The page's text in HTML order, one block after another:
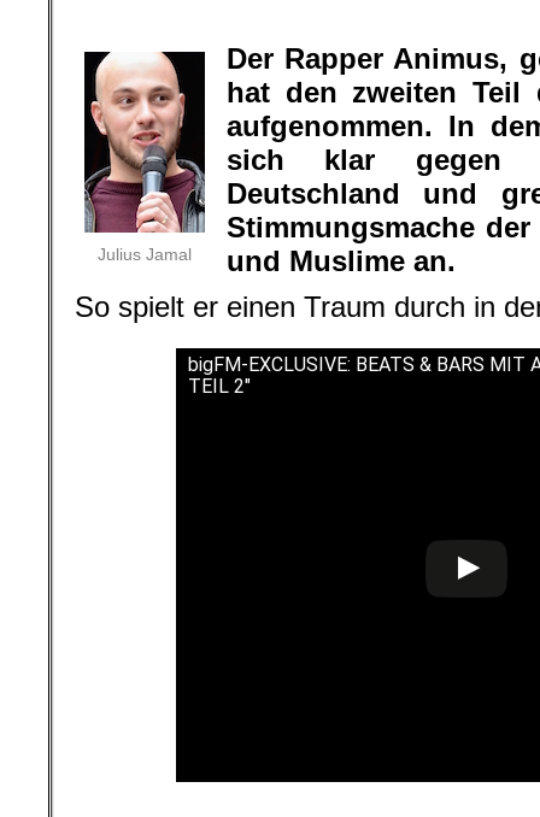
Julius Jamal
Der Rapper Animus,
hat den zweiten Teil
aufgenommen. In
sich klar gegen
Deutschland und
Stimmungsmache
und Muslime an.
So spielt er einen Traum durch in
bigFM-EXCLUSIVE: BEATS & BARS MIT
TEIL 2"